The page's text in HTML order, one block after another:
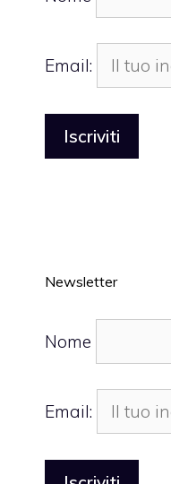
Email:
Newsletter
Nome
Email: